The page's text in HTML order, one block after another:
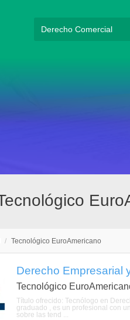
/ Tecnológico EuroAmericano
Derecho Empresarial
Tecnológico
Título ofrecido: Tecnólogo en
graduado , es un profesional con
sobre las tend ...